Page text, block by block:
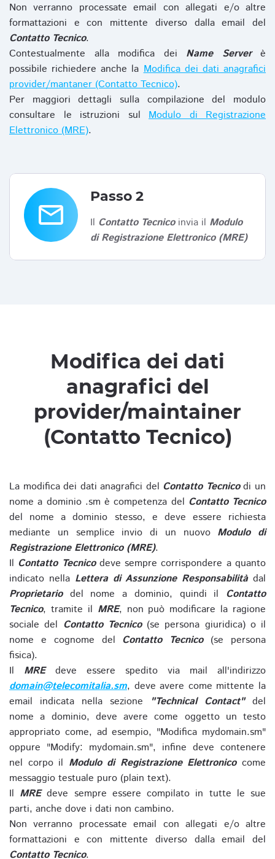
Non verranno processate email con allegati e/o altre
formattazioni e con mittente diverso dalla email del
Contatto Tecnico.
Contestualmente alla modifica dei Name Serverè
possibile richiedere anche laModifica dei dati anagrafici
provider/mantaner (Contatto Tecnico).
Per maggiori dettagli sulla compilazione del modulo
consultare le istruzioni sul Modulo di Registrazione
Elettronico (MRE).
email
Passo 2
Il Contatto Tecnicoinvia il Modulo
di Registrazione Elettronico (MRE)
Modifica dei dati
anagrafici del
provider/maintainer
(Contatto Tecnico)
La modifica dei dati anagrafici del Contatto Tecnicodi un
nome a dominio .sm è competenza del Contatto Tecnico
del nome a dominio stesso, e deve essere richiesta
mediante un semplice invio di un nuovo Modulo di
Registrazione Elettronico (MRE).
Il Contatto Tecnicodeve sempre corrispondere a quanto
indicato nella Lettera di Assunzione Responsabilitàdal
Proprietariodel nome a dominio, quindi il Contatto
Tecnico, tramite il MRE, non può modificare la ragione
sociale del Contatto Tecnico(se persona giuridica) o il
nome e cognome del Contatto Tecnico(se persona
fisica).
Il MREdeve essere spedito via mail all'indirizzo
domain@telecomitalia.sm, deve avere come mittente la
email indicata nella sezione
"Technical Contact"del
nome a dominio, deve avere come oggetto un testo
appropriato come, ad esempio, "Modifica mydomain.sm"
oppure "Modify: mydomain.sm", infine deve contenere
nel corpo il Modulo di Registrazione Elettronicocome
messaggio testuale puro (plain text).
Il MREdeve sempre essere compilato in tutte le sue
parti, anche dove i dati non cambino.
Non verranno processate email con allegati e/o altre
formattazioni e con mittente diverso dalla email del
Contatto Tecnico.